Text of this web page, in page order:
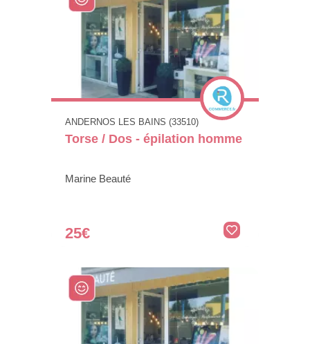
ANDERNOS LES BAINS (33510)
Torse / Dos - épilation homme
Marine Beauté
25€